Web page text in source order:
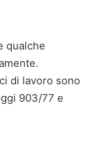
qualche
di lavoro sono
903/77 e